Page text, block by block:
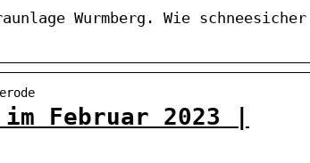
Wurmberg. Wie
Februar 2023 |